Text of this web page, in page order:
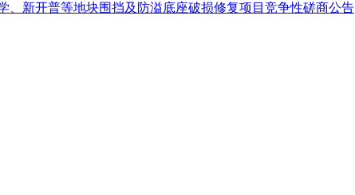
、新开普等地块围挡及防溢底座破损修复项目竞争性磋商公告